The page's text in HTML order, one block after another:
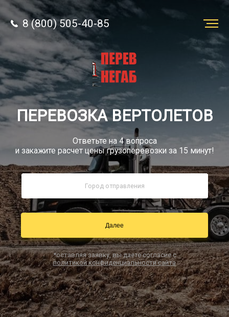
8 (800) 505-40-85
Звонок по России бесплатно
sale@simtruck-negabarit.ru
Заказать звонок
Заказать
перевозку
Грузы
8 (800) 505-40-85
ПЕРЕВОЗКА ВЕРТОЛЕТОВ
Ответьте на 4 вопроса
и закажите расчет цены грузоперевозки за 15 минут!
Далее
*оставляя заявку, вы даете согласие с
политикой конфиденциальности сайта